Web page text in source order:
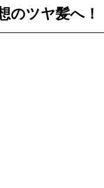
のツヤ髪へ！